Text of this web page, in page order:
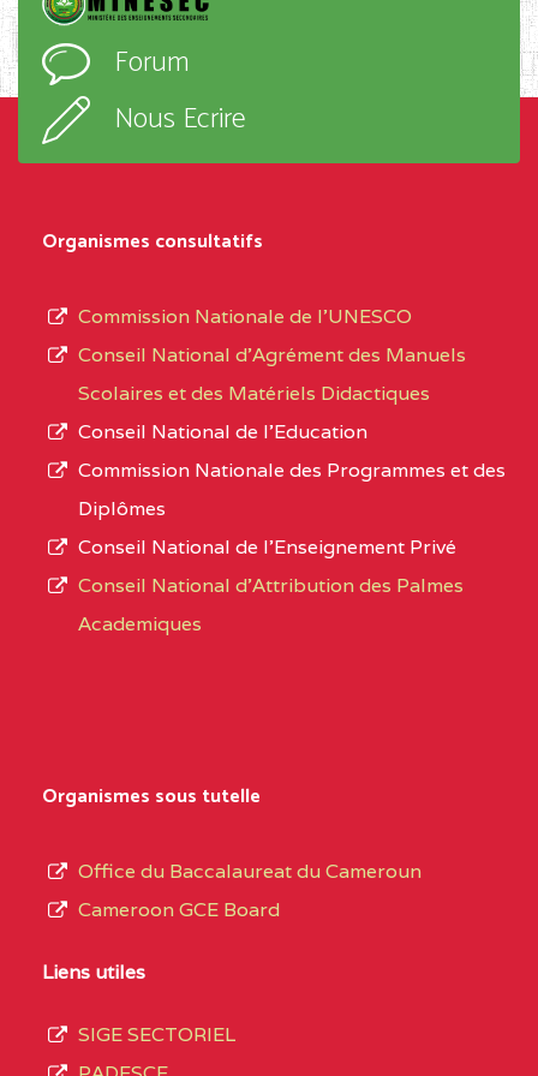
CENTRE
CEGTI ST BENOIT DE
NDOMO BP :1154
CENTRE
COLLEGE PRIVE
CATHOLIQUE JOSPEH
STINTZI BP :53 OBALA
CENTRE
COLLEGE PRIVE LAIC LE
YDE
CENTRE
CENTRE
COLLEGE ONANA
CENTRE
l’ordre
d’enseignement,
type
L’offre
d’éducation
de
du
de
Forum
Nous Ecrire
Organismes consultatifs
Commission Nationale de l’UNESCO
Conseil National d’Agrément des Manuels
Scolaires et des Matériels Didactiques
Conseil National de l’Education
Commission Nationale des Programmes et des
Diplômes
Conseil National de l’Enseignement Privé
Conseil National d'Attribution des Palmes
Academiques
Organismes sous tutelle
Office du Baccalaureat du Cameroun
Cameroon GCE Board
Liens utiles
SIGE SECTORIEL